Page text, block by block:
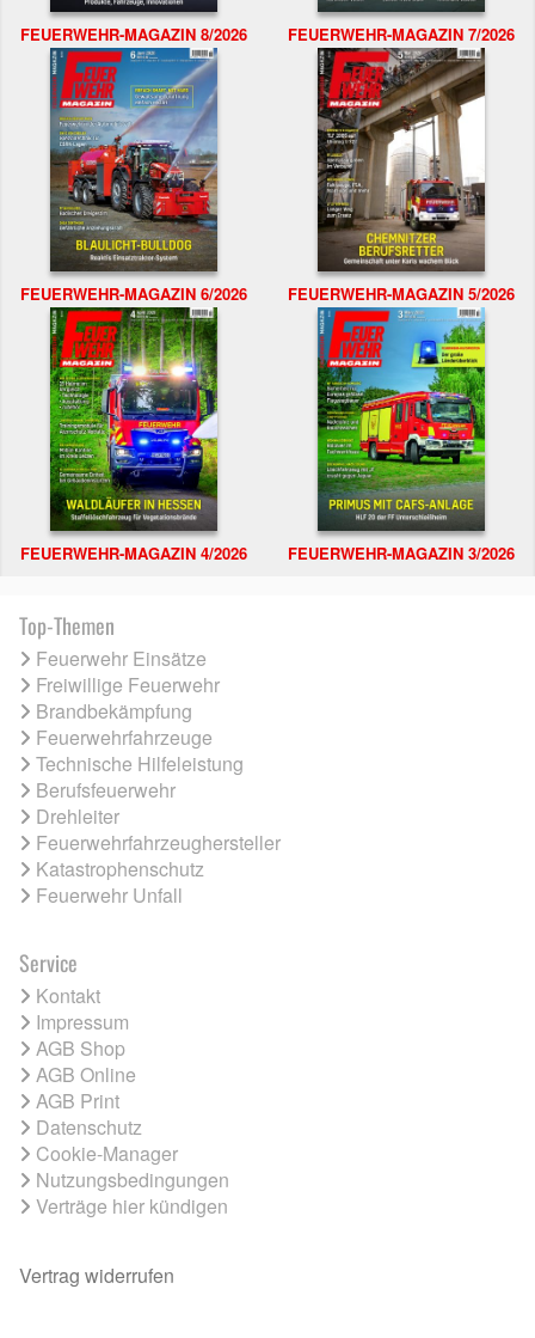
FEUERWEHR-MAGAZIN 8/2026 FEUERWEHR-MAGAZIN 7/2026
FEUERWEHR-MAGAZIN 6/2026 FEUERWEHR-MAGAZIN 5/2026
FEUERWEHR-MAGAZIN 4/2026 FEUERWEHR-MAGAZIN 3/2026
Top-Themen
Feuerwehr Einsätze
Freiwillige Feuerwehr
Brandbekämpfung
Feuerwehrfahrzeuge
Technische Hilfeleistung
Berufsfeuerwehr
Drehleiter
Feuerwehrfahrzeughersteller
Katastrophenschutz
Feuerwehr Unfall
Service
Kontakt
Impressum
AGB Shop
AGB Online
AGB Print
Datenschutz
Cookie-Manager
Nutzungsbedingungen
Verträge hier kündigen
Vertrag widerrufen